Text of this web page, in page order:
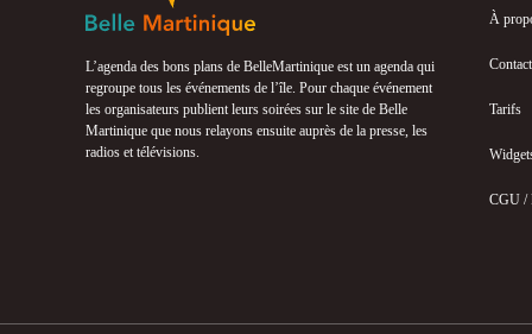
L’agenda des bons plans de BelleMartinique est un agenda qui
regroupe tous les événements de l’île. Pour chaque événement
les organisateurs publient leurs soirées sur le site de Belle
Martinique que nous relayons ensuite auprès de la presse, les
radios et télévisions.
À
Contact
Tarifs
CGU /